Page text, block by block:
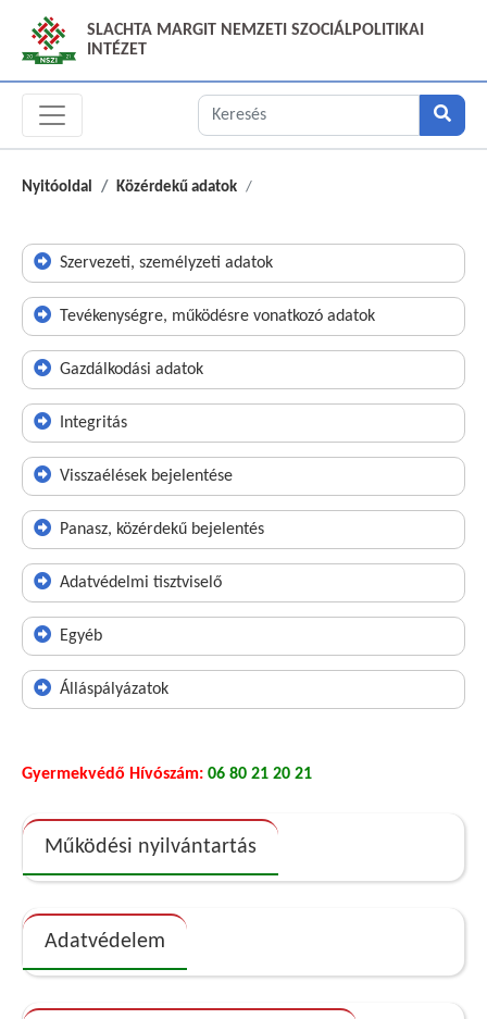
SLACHTA MARGIT NEMZETI SZOCIÁLPOLITIKAI
INTÉZET
Nyitóoldal Közérdekű adatok
Szervezeti, személyzeti adatok
Tevékenységre, működésre vonatkozó adatok
Gazdálkodási adatok
Integritás
Visszaélések bejelentése
Panasz, közérdekű bejelentés
Adatvédelmi tisztviselő
Egyéb
Álláspályázatok
Gyermekvédő Hívószám: 06 80 21 20 21
Működési nyilvántartás
Adatvédelem